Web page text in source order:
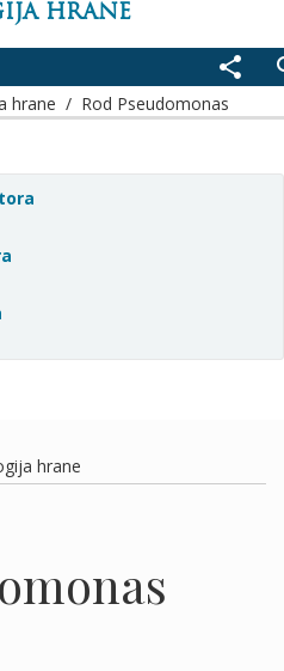
HRANE
share
hrane / Rod Pseudomonas
hrane